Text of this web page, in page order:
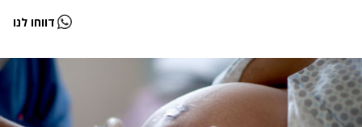
דווחו לנו